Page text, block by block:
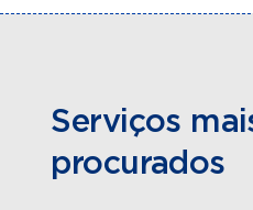
Serviços
procurados